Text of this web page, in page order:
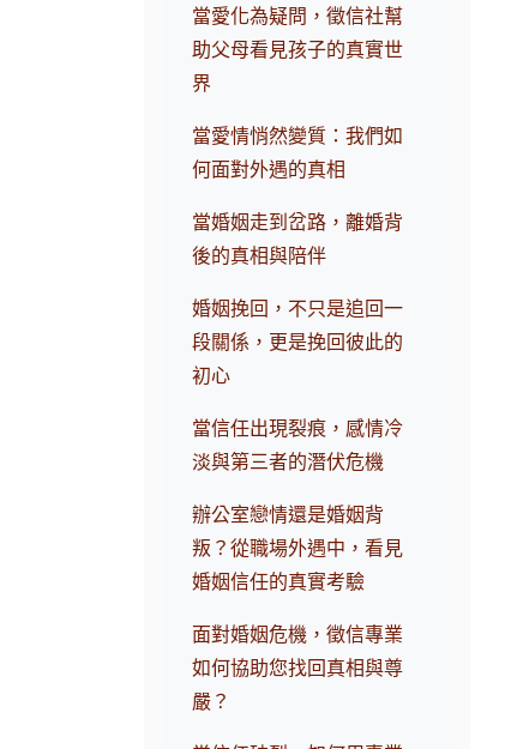
當愛化為疑問，徵信社幫
助父母看見孩子的真實世
界
當愛情悄然變質：我們如
何面對外遇的真相
當婚姻走到岔路，離婚背
後的真相與陪伴
婚姻挽回，不只是追回一
段關係，更是挽回彼此的
初心
當信任出現裂痕，感情冷
淡與第三者的潛伏危機
辦公室戀情還是婚姻背
叛？從職場外遇中，看見
婚姻信任的真實考驗
面對婚姻危機，徵信專業
如何協助您找回真相與尊
嚴？